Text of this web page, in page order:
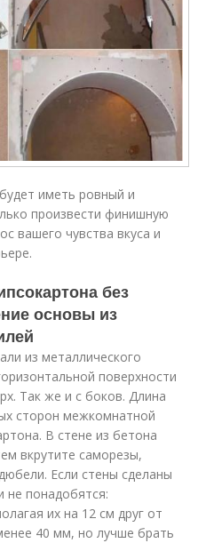
иметь ровный и
произвести финишную
вашего чувства вкуса и
без
основы из
из металлического
поверхности
Так же и с боков. Длина
сторон межкомнатной
В стене из бетона
вкрутите саморезы,
Если стены сделаны
не понадобятся:
их на 12 см друг от
40 мм, но лучше брать